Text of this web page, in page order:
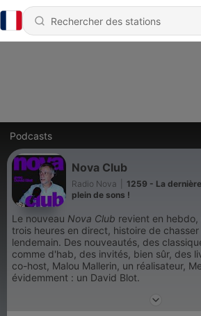
Podcasts
Nova Club
Radio Nova
1259 - La
plein de sons !
Le nouveau Nova Club revient en
trois heures en direct, histoire de
lendemain. Des nouveautés, des
comme d'hab, des invités, bien sûr, des
co-host, Malou Mallerin, un réalisateur,
évidemment : un David Blot.
Et pour une fois, on l'a forcé à faire un